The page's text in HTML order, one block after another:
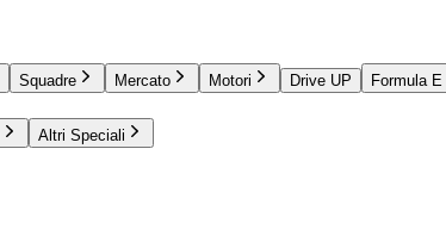
Squadre Mercato Motori Drive UP Formula E
Altri Speciali